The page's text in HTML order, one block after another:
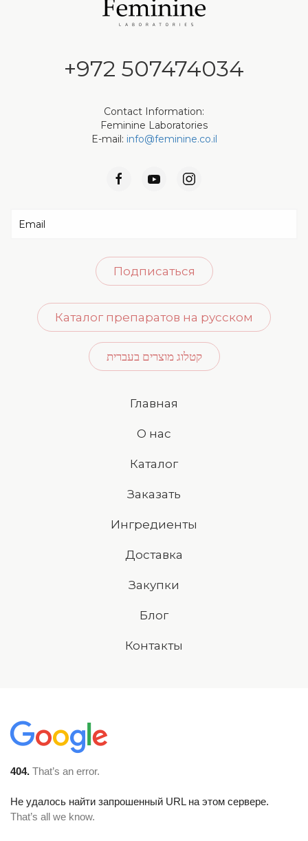
+972 507474034
Contact Information:
Feminine Laboratories
E-mail: info@feminine.co.il
Подписаться
Каталог препаратов на русском
קטלוג מוצרים בעברית
Главная
О нас
Каталог
Заказать
Ингредиенты
Доставка
Закупки
Блог
Контакты